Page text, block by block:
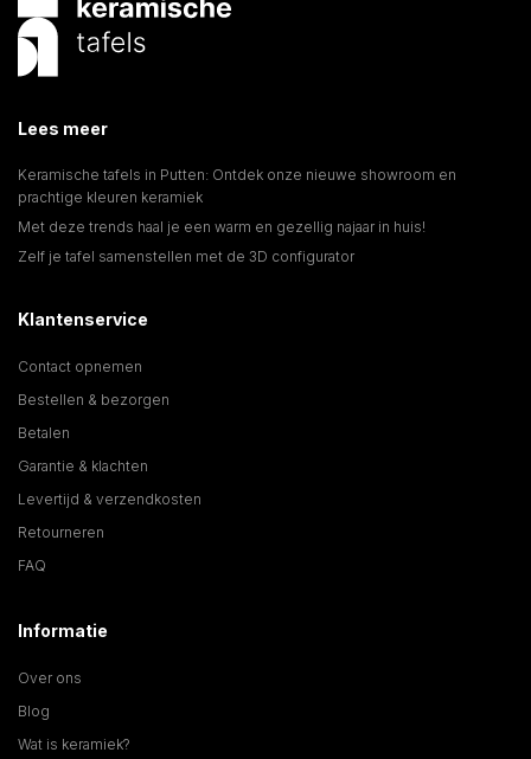
Lees meer
Keramische tafels in Putten: Ontdek onze nieuwe showroom en
prachtige kleuren keramiek
Met deze trends haal je een warm en gezellig najaar in huis!
Zelf je tafel samenstellen met de 3D configurator
Klantenservice
Contact opnemen
Bestellen & bezorgen
Betalen
Garantie & klachten
Levertijd & verzendkosten
Retourneren
FAQ
Informatie
Over ons
Blog
Wat is keramiek?